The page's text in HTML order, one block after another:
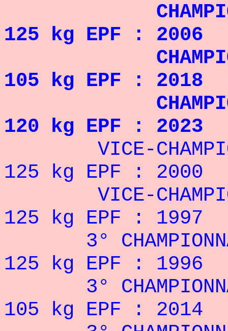
CHAMPION
125 kg EPF : 2006
CHAMPION
105 kg EPF : 2018
CHAMPION
120 kg EPF : 2023
VICE-
125 kg EPF : 2000
VICE-CHAMPION
125 kg EPF : 1997
3°
125 kg EPF : 1996
3°
105 kg EPF : 2014